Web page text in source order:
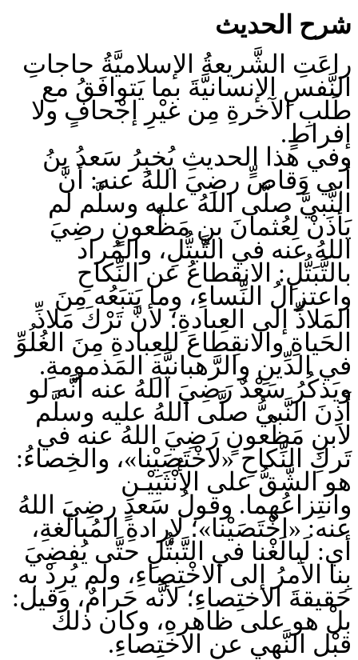
شرح الحديث
راعَتِ الشَّريعةُ الإسلاميَّةُ حاجاتِ
النَّفسِ الإنسانيَّةَ بما يَتوافَقُ مع
طَلبِ الآخرةِ مِن غيْرِ إجْحافٍ ولا
إفراطٍ.
وفي هذا الحديثِ يُخبِرُ سَعدُ بنُ
أبي وَقاصٍّ رضِيَ اللهُ عنه: أنَّ
النَّبيَّ صلَّى اللهُ عليه وسلَّم لم
يَأذَنْ لِعُثمانَ بنِ مَظْعونٍ رضِيَ
اللهُ عنه في التَّبتُّلِ، والمُراد
بالتَّبَتُّلِ: الانقطاعُ عن النِّكاحِ
واعتزالُ النِّساءِ، وما يَتبَعُه مِنَ
المَلاذِّ إلى العِبادةِ؛ لأنَّ تَرْكَ مَلاذِّ
الحَياةِ والانقِطاعَ للعِبادةِ مِنَ الغُلُوِّ
في الدِّينِ والرَّهبانيَّةِ المَذمومةِ.
ويَذكُرُ سَعْدٌ رَضِيَ اللهُ عنه أنَّه لو
أَذِنَ النَّبيُّ صلَّى اللهُ عليه وسلَّم
لابنِ مَظْعونٍ رَضِيَ اللهُ عنه في
تَركِ النِّكاحِ «لاخْتَصَيْنا»، والخِصاءُ:
هو الشَّقُّ على الأُنْثَيَيْـنِ
وانتِزاعُهما. وقولُ سَعدٍ رضِيَ اللهُ
عنه: «اخْتَصَيْنا»؛ لإرادةِ المُبالَغةِ،
أي: لَبالَغْنا في التَّبتُّلِ حتَّى يُفضِيَ
بِنا الأمرُ إلى الاخْتِصاءِ، ولم يُرِدْ به
حَقيقةَ الاختِصاءِ؛ لأنَّه حَرامٌ، وقيل:
بلْ هو على ظاهرهِ، وكان ذلك
قبْل النَّهيِ عن الاختِصاءِ.